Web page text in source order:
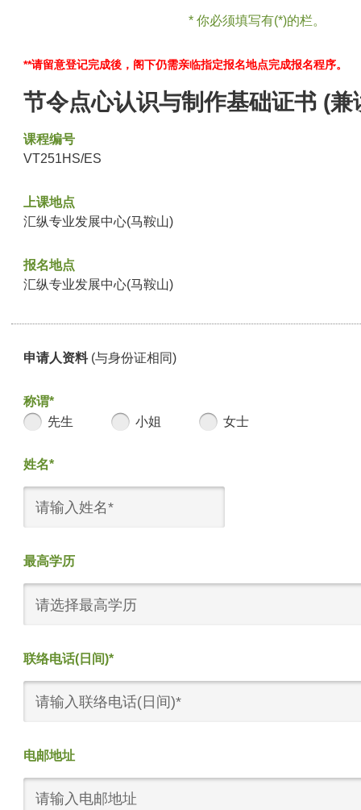
* 你必须填写有(*)的栏。
**请留意登记完成後，阁下仍需亲临指定报名地点完成报名程序。
节令点心认识与制作基础证书 (兼
课程编号
VT251HS/ES
上课地点
汇纵专业发展中心(马鞍山)
报名地点
汇纵专业发展中心(马鞍山)
申请人资料 (与身份证相同)
称谓*
先生
小姐 女士
姓名*
最高学历
请选择最高学历
联络电话(日间)*
电邮地址